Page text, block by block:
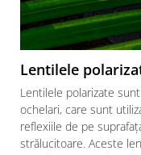
Lentilele
Lentilele polarizate
ochelari, care sunt
reflexiile de pe
strălucitoare. Aceste